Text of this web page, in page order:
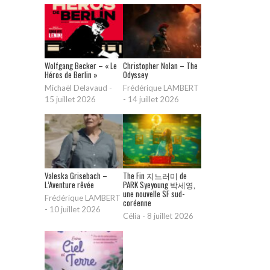
Wolfgang Becker – « Le
Héros de Berlin »
Michaël Delavaud -
15 juillet 2026
Christopher Nolan – The
Odyssey
Frédérique LAMBERT
- 14 juillet 2026
Valeska Grisebach –
L’Aventure rêvée
Frédérique LAMBERT
- 10 juillet 2026
The Fin 지느러미 de
PARK Syeyoung 박세영,
une nouvelle SF sud-
coréenne
Célia - 8 juillet 2026